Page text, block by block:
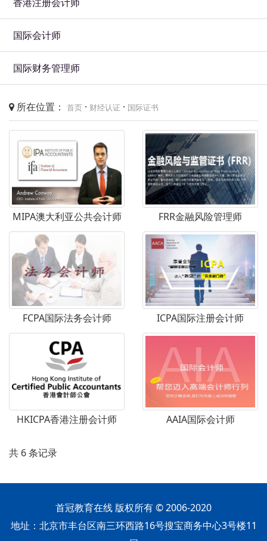
国际会计师
国际财务管理师
所在位置： 首页 · 财经认证 · 国际证书
MIPA澳大利亚公共会计师 FRR金融风险管理师
FCPA国际法务会计师 ICPA国际注册会计师
HKICPA香港注册会计师 AAIA国际会计师
共 6 条记录
首冠教育在线 版权所有 © 2006-2020
地址：北京市丰台区南三环西路16号搜宝商务中心3号楼11